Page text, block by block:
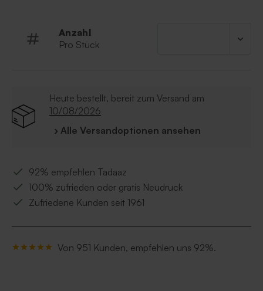
Anzahl
Pro Stück
Heute bestellt, bereit zum Versand am
10/08/2026
› Alle Versandoptionen ansehen
92% empfehlen Tadaaz
100% zufrieden oder gratis Neudruck
Zufriedene Kunden seit 1961
Von 951 Kunden, empfehlen uns 92%.